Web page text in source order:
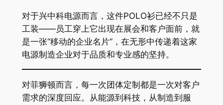
对于兴中科电源而言，这件POLO衫已经不只是
工装——员工穿上它出现在展会和客户面前，就
是一张“移动的企业名片”，在无形中传递着这家
电源制造企业对于品质和专业感的坚持。
对菲狮顿而言，每一次团体定制都是一次对客户
需求的深度回应。从能源到科技，从制造到服